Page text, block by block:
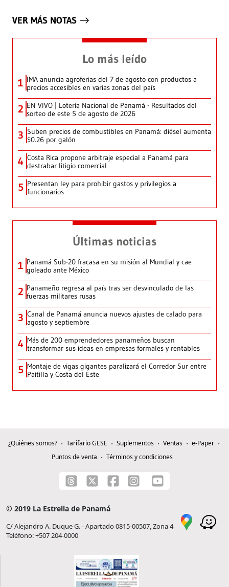
VER MÁS NOTAS
Lo más leído
1 IMA anuncia agroferias del 7 de agosto con productos a
precios accesibles en varias zonas del país
2 EN VIVO | Lotería Nacional de Panamá - Resultados del
sorteo de este 5 de agosto de 2026
3 Suben precios de combustibles en Panamá: diésel aumenta
$0.26 por galón
4 Costa Rica propone arbitraje especial a Panamá para
destrabar litigio comercial
5 Presentan ley para prohibir gastos y privilegios a
funcionarios
Últimas noticias
1 Panamá Sub-20 fracasa en su misión al Mundial y cae
goleado ante México
2 Panameño regresa al país tras ser desvinculado de las
fuerzas militares rusas
3 Canal de Panamá anuncia nuevos ajustes de calado para
agosto y septiembre
4 Más de 200 emprendedores panameños buscan
transformar sus ideas en empresas formales y rentables
5 Montaje de vigas gigantes paralizará el Corredor Sur entre
Paitilla y Costa del Este
¿Quiénes somos? Tarifario GESE Suplementos Ventas
e-Paper
Puntos de venta
Términos y condiciones
© 2019 La Estrella de Panamá
C/ Alejandro A. Duque G. - Apartado 0815-00507, Zona 4
Teléfono: +507 204-0000